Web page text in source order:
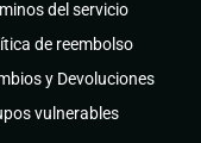
del servicio
de reembolso
y Devoluciones
vulnerables